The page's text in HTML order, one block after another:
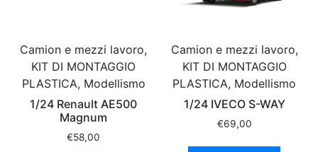
Camion e mezzi lavoro,
KIT DI MONTAGGIO
PLASTICA, Modellismo
1/24 Renault AE500
Magnum
€58,00
Camion e mezzi lavoro,
KIT DI MONTAGGIO
PLASTICA, Modellismo
1/24 IVECO S-WAY
€69,00